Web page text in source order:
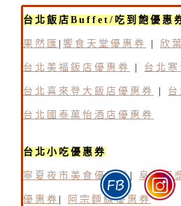
台北飯店Buffet/吃到飽優惠
果然匯 饗食天堂優惠券 欣
台北美福飯店優惠券 台北
台北喜來登大飯店優惠券
台北國泰萬怡酒店優惠券
台北小吃優惠券
寧夏夜市美食優惠券 阜杭豆
優惠券 阿宗麵線優惠券